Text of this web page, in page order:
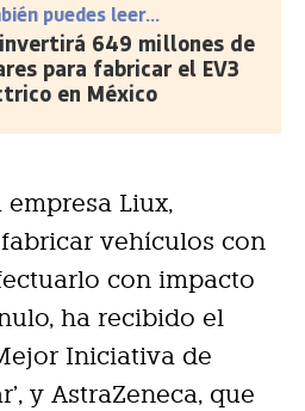
puedes leer...
649 millones de
para fabricar el EV3
en México
Liux,
vehículos con
con impacto
ha recibido el
Iniciativa de
y AstraZeneca, que